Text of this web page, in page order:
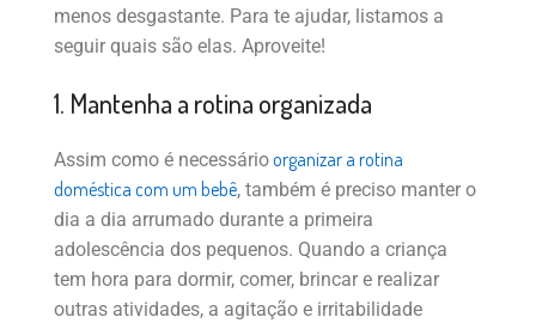
menos desgastante. Para te ajudar, listamos a
seguir quais são elas. Aproveite!
1. Mantenha a rotina organizada
Assim como é necessárioorganizar a rotina
doméstica com um bebê, também é preciso manter o
dia a dia arrumado durante a primeira
adolescência dos pequenos. Quando a criança
tem hora para dormir, comer, brincar e realizar
outras atividades, a agitação e irritabilidade